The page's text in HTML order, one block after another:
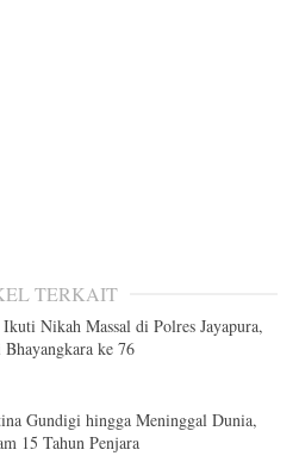
TERKAIT
Ikuti Nikah Massal di Polres Jayapura,
ke 76
Gundigi hingga Meninggal Dunia,
15 Tahun Penjara